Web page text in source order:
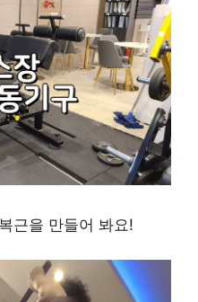
근을 만들어 봐요!